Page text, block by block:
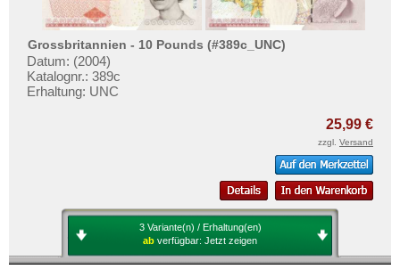
Grossbritannien - 10 Pounds (#389c_UNC)
Datum: (2004)
Katalognr.: 389c
Erhaltung: UNC
25,99 €
zzgl. Versand
3 Variante(n) / Erhaltung(en)
ab verfügbar: Jetzt zeigen